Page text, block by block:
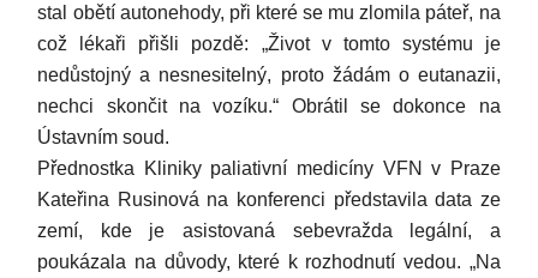
stal obětí autonehody, při které se mu zlomila páteř, na
což lékaři přišli pozdě: „Život v tomto systému je
nedůstojný a nesnesitelný, proto žádám o eutanazii,
nechci skončit na vozíku.“ Obrátil se dokonce na
Ústavním soud.
Přednostka Kliniky paliativní medicíny VFN v Praze
Kateřina Rusinová na konferenci představila data ze
zemí, kde je asistovaná sebevražda legální, a
poukázala na důvody, které k rozhodnutí vedou. „Na